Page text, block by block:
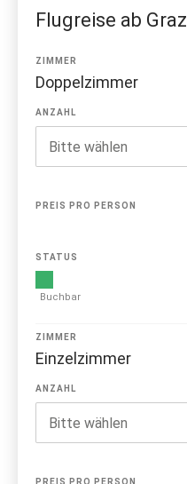
Flugreise ab Graz
ZIMMER
Doppelzimmer
ANZAHL
PREIS PRO PERSON
STATUS
Buchbar
ZIMMER
Einzelzimmer
ANZAHL
PREIS PRO PERSON